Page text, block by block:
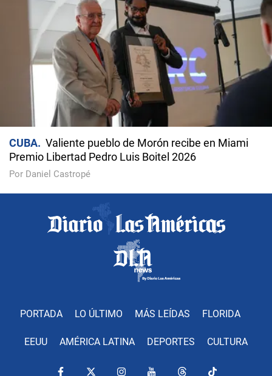
CUBA
Valiente pueblo de Morón recibe en Miami
Premio Libertad Pedro Luis Boitel 2026
Por Daniel Castropé
PORTADA LO ÚLTIMO MÁS LEÍDAS FLORIDA
EEUU AMÉRICA LATINA DEPORTES CULTURA